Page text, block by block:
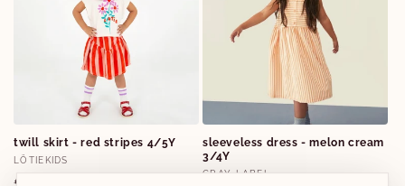
twill skirt - red stripes 4/5Y
Verkoper:
LÖTIEKIDS
Normale
€49,00
sleeveless dress - melon cream
3/4Y
Verkoper:
GRAY LABEL